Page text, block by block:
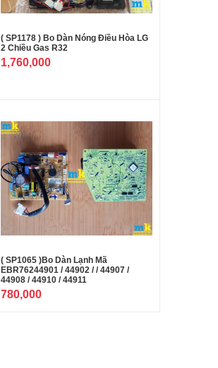
( SP1178 ) Bo Dàn Nóng Điều Hòa LG
2 Chiều Gas R32
1,760,000
( SP1065 )Bo Dàn Lạnh Mã
EBR76244901 / 44902 / / 44907 /
44908 / 44910 / 44911
780,000